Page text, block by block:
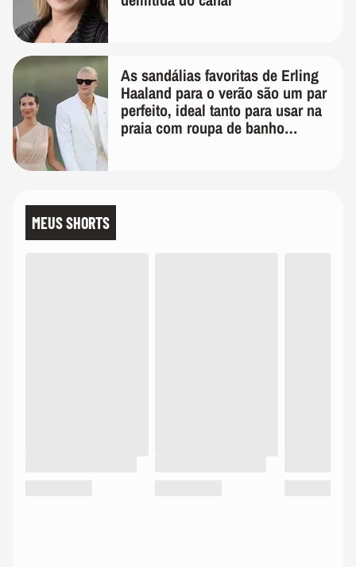
As sandálias favoritas de Erling
Haaland para o verão são um par
perfeito, ideal tanto para usar na
praia com roupa de banho
MEUS SHORTS